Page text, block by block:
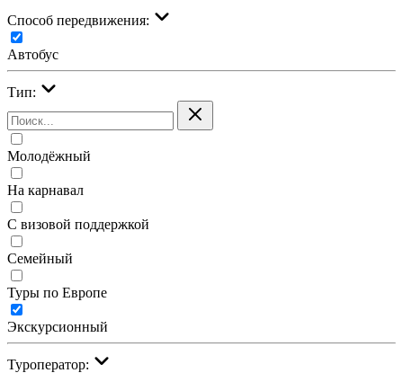
Cпособ передвижения:
Автобус
Тип:
Молодёжный
На карнавал
С визовой поддержкой
Семейный
Туры по Европе
Экскурсионный
Туроператор: